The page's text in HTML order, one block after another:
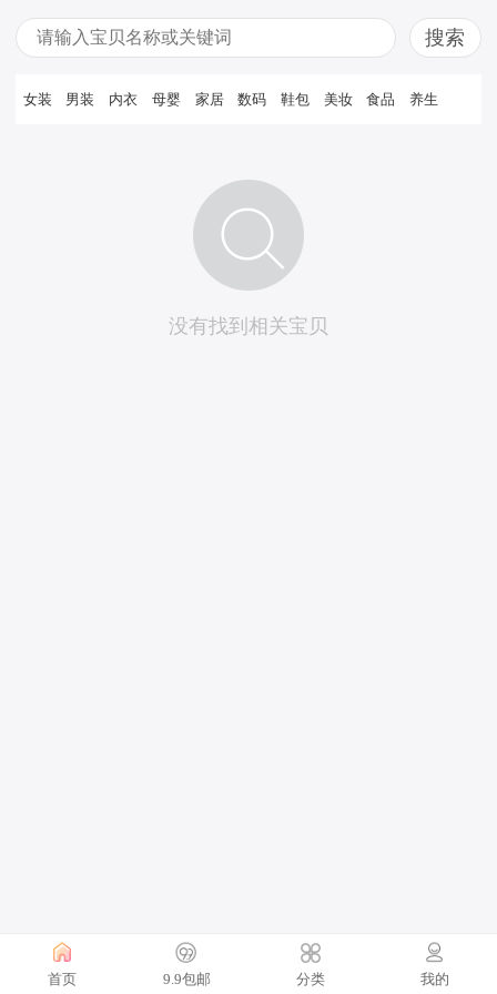
女装 男装 内衣 母婴 家居 数码 鞋包 美妆 食品 养生
没有找到相关宝贝
首页 9.9包邮 分类 我的